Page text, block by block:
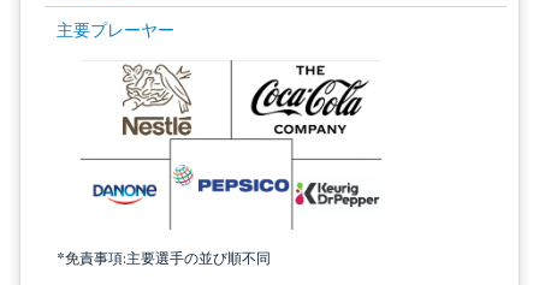
主要プレーヤー
*免責事項:主要選手の並び順不同
画像 © Mordor Intelligence。再利用にはCC BY 4.0の表示が必要です。